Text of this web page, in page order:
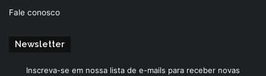
Fale conosco
Newsletter
Inscreva-se em nossa lista de e-mails para receber novas